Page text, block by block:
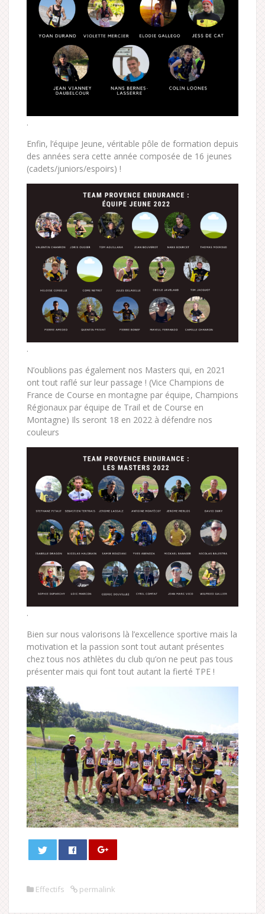
.
Enfin, l’équipe Jeune, véritable pôle de formation depuis
des années sera cette année composée de 16 jeunes
(cadets/juniors/espoirs) !
.
N’oublions pas également nos Masters qui, en 2021
ont tout raflé sur leur passage ! (Vice Champions de
France de Course en montagne par équipe, Champions
Régionaux par équipe de Trail et de Course en
Montagne) Ils seront 18 en 2022 à défendre nos
couleurs
.
Bien sur nous valorisons là l’excellence sportive mais la
motivation et la passion sont tout autant présentes
chez tous nos athlètes du club qu’on ne peut pas tous
présenter mais qui font tout autant la fierté TPE !
Effectifs permalink